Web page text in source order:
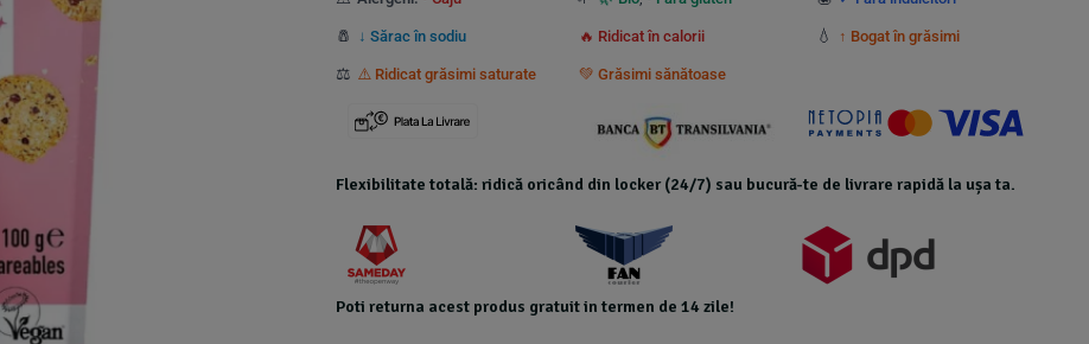
🧂 ↓ Sărac în sodiu 🔥 Ridicat în calorii 💧 ↑ Bogat în grăsimi
⚖️ ⚠️ Ridicat grăsimi saturate 💚 Grăsimi sănătoase
Flexibilitate totală: ridică oricând din locker (24/7) sau bucură-te de livrare rapidă la ușa ta.
Poti returna acest produs gratuit in termen de 14 zile!